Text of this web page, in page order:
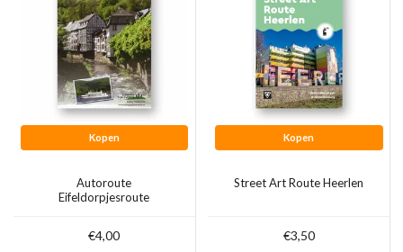
Kopen
Autoroute
Eifeldorpjesroute
€4,00
Kopen
Street Art Route Heerlen
€3,50